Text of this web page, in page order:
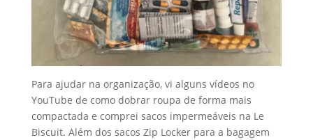
Para ajudar na organização, vi alguns vídeos no
YouTube de como dobrar roupa de forma mais
compactada e comprei sacos impermeáveis na Le
Biscuit. Além dos sacos Zip Locker para a bagagem